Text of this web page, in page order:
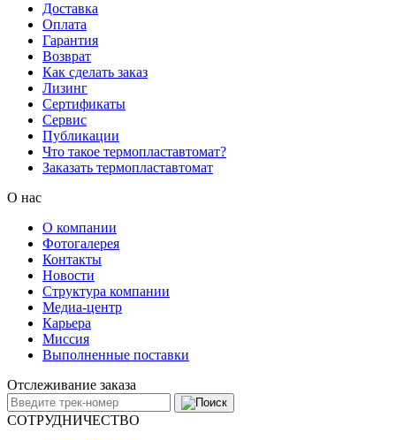
Доставка
Оплата
Гарантия
Возврат
Как сделать заказ
Лизинг
Сертификаты
Сервис
Публикации
Что такое термопластавтомат?
Заказать термопластавтомат
О нас
О компании
Фотогалерея
Контакты
Новости
Структура компании
Медиа-центр
Карьера
Миссия
Выполненные поставки
Отслеживание заказа
СОТРУДНИЧЕСТВО